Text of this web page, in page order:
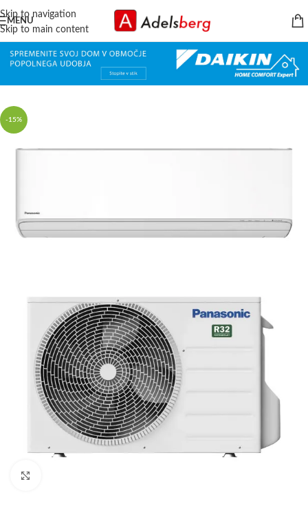
Skip to navigation
Skip to main content
MENU
-15%